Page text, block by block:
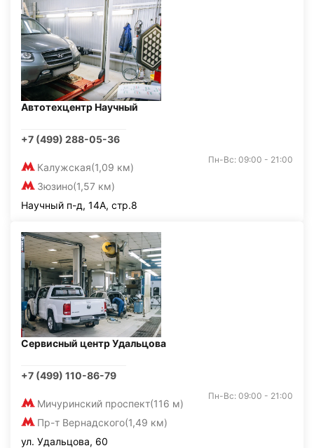
Автотехцентр Научный
+7 (499) 288-05-36
Калужская(1,09 км)
Зюзино(1,57 км)
Пн-Вс: 09:00 - 21:00
Научный п-д, 14А, стр.8
Сервисный центр Удальцова
+7 (499) 110-86-79
Мичуринский проспект(116 м)
Пр-т Вернадского(1,49 км)
Пн-Вс: 09:00 - 21:00
ул. Удальцова, 60